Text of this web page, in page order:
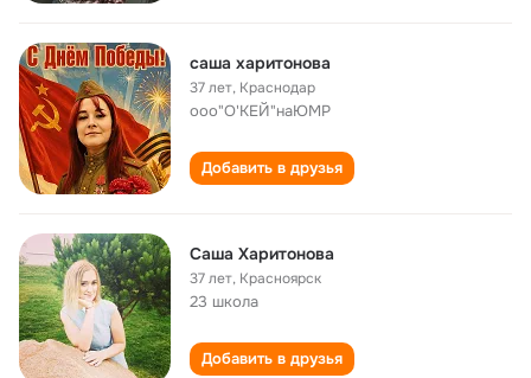
саша харитонова
37 лет, Краснодар
ооо"О'КЕЙ"наЮМР
Добавить в друзья
Саша Харитонова
37 лет, Красноярск
23 школа
Добавить в друзья